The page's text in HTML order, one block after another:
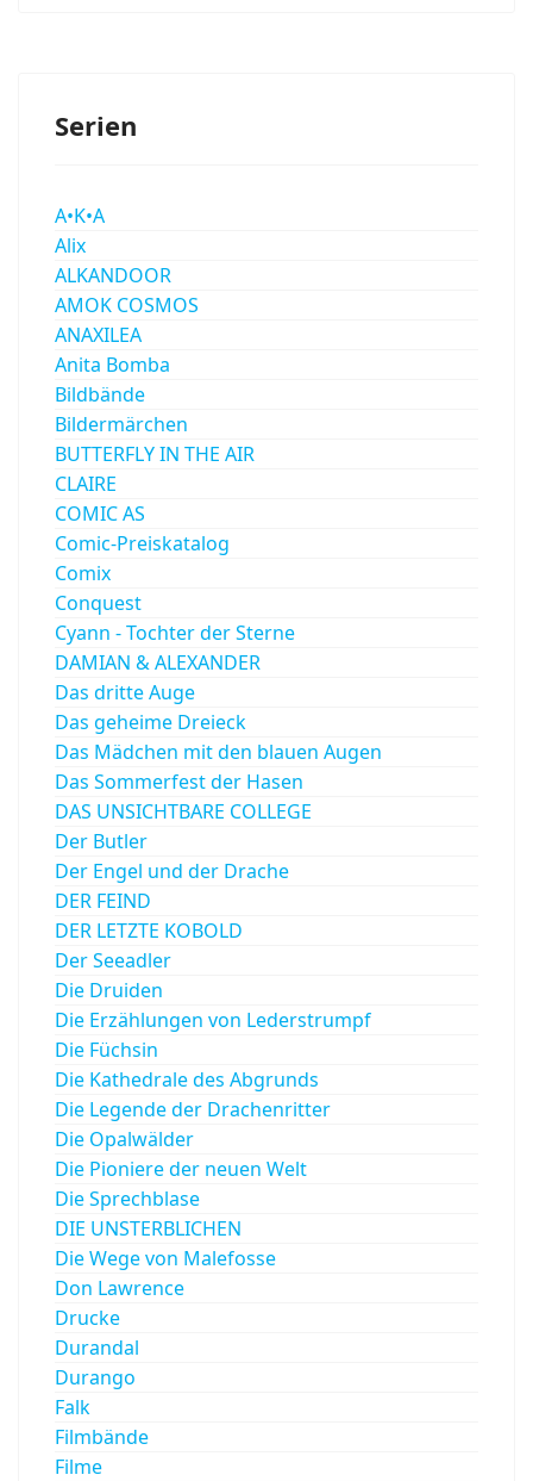
Serien
A•K•A
Alix
ALKANDOOR
AMOK COSMOS
ANAXILEA
Anita Bomba
Bildbände
Bildermärchen
BUTTERFLY IN THE AIR
CLAIRE
COMIC AS
Comic-Preiskatalog
Comix
Conquest
Cyann - Tochter der Sterne
DAMIAN & ALEXANDER
Das dritte Auge
Das geheime Dreieck
Das Mädchen mit den blauen Augen
Das Sommerfest der Hasen
DAS UNSICHTBARE COLLEGE
Der Butler
Der Engel und der Drache
DER FEIND
DER LETZTE KOBOLD
Der Seeadler
Die Druiden
Die Erzählungen von Lederstrumpf
Die Füchsin
Die Kathedrale des Abgrunds
Die Legende der Drachenritter
Die Opalwälder
Die Pioniere der neuen Welt
Die Sprechblase
DIE UNSTERBLICHEN
Die Wege von Malefosse
Don Lawrence
Drucke
Durandal
Durango
Falk
Filmbände
Filme